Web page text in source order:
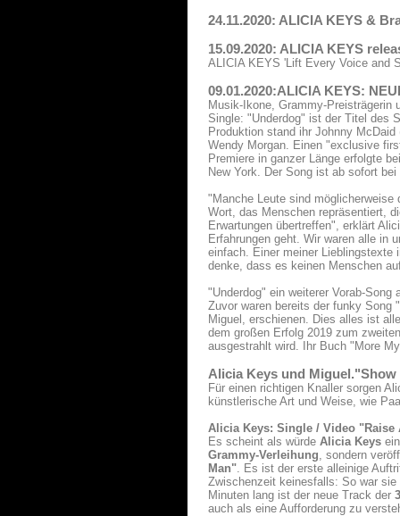
24.11.2020: ALICIA KEYS &
15.09.2020: ALICIA KEYS
ALICIA KEYS 'Lift Every Voice and
09.01.2020:ALICIA KEYS:
Musik-Ikone, Grammy-Preisträgerin
Single: "Underdog" ist der Titel des
Produktion stand ihr Johnny
Wendy Morgan. Einen "exclusive
Premiere in ganzer Länge erfolgte
New York. Der Song ist ab sofort
"Manche Leute sind
Wort, das Menschen repräsentiert,
Erwartungen übertreffen", erklärt
Erfahrungen geht. Wir waren alle in
einfach. Einer meiner
denke, dass es keinen Menschen
"Underdog" ein weiterer Vorab-
Zuvor waren bereits der funky Song
Miguel, erschienen. Dies alles ist
dem großen Erfolg 2019 zum
ausgestrahlt wird. Ihr Buch "More
Alicia Keys und Miguel."Show
Für einen richtigen Knaller sorgen
künstlerische Art und Weise, wie
Alicia Keys: Single / Video "Raise
Es scheint als würde Alicia Keys
Grammy-Verleihung, sondern
Man". Es ist der erste alleinige
Zwischenzeit keinesfalls: So war
Minuten lang ist der neue Track der
auch als eine Aufforderung zu